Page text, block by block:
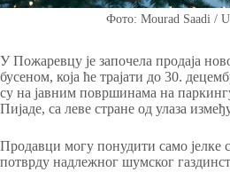
Фото: Mourad Saadi /
У Пожаревцу је започела продаја
бусеном, која ће трајати до 30.
су на јавним површинама на
Пијаде, са леве стране од улаза
Продавци могу понудити само јелке
потврду надлежног шумског